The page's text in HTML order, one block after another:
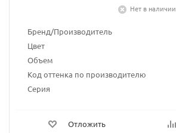
Бренд/Производитель
Цвет
Объем
Код оттенка по производителю
Серия
Отложить
Нет в наличии